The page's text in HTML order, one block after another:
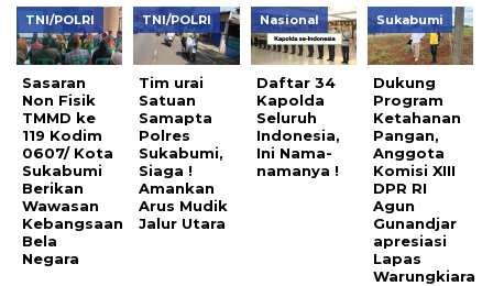
TNI/POLRI
Sasaran
Non Fisik
TMMD ke
119 Kodim
0607/ Kota
Sukabumi
Berikan
Wawasan
Kebangsaan
Bela
Negara
TNI/POLRI
Tim urai
Satuan
Samapta
Polres
Sukabumi,
Siaga !
Amankan
Arus Mudik
Jalur Utara
Nasional
Daftar 34
Kapolda
Seluruh
Indonesia,
Ini Nama-
namanya !
Sukabumi
Dukung
Program
Ketahanan
Pangan,
Anggota
Komisi XIII
DPR RI
Agun
Gunandjar
apresiasi
Lapas
Warungkiara